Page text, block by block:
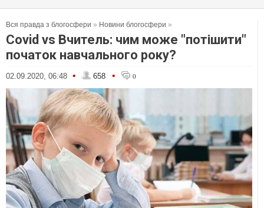
Вся правда з блогосфери » Новини блогосфери »
Covid vs Вчитель: чим може "потішити"
початок навчального року?
02.09.2020, 06:48 • 658 • 0